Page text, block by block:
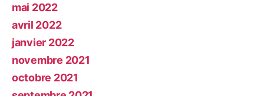
mai 2022
avril 2022
janvier 2022
novembre 2021
octobre 2021